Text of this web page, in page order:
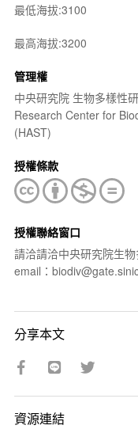
最低海拔:3100
最高海拔:3200
管理權
中央研究院 生物多樣性
Research Center for
(HAST)
授權條款
授權聯絡窗口
請洽請洽中央研究院生
email：
分享本文
資源連結